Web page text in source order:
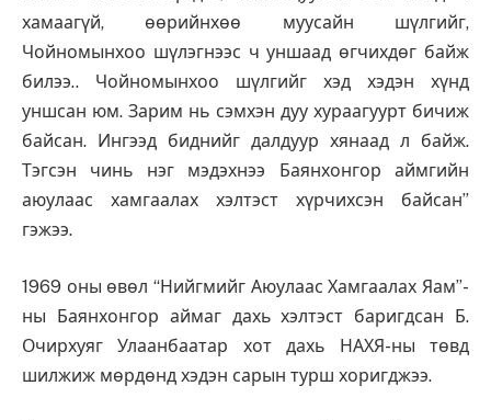
хамаагүй, өөрийнхөө муусайн шүлгийг,
Чойномынхоо шүлэгнээс ч уншаад өгчихдөг байж
билээ.. Чойномынхоо шүлгийг хэд хэдэн хүнд
уншсан юм. Зарим нь сэмхэн дуу хураагуурт бичиж
байсан. Ингээд биднийг далдуур хянаад л байж.
Тэгсэн чинь нэг мэдэхнээ Баянхонгор аймгийн
аюулаас хамгаалах хэлтэст хүрчихсэн байсан”
гэжээ.
1969 оны өвөл “Нийгмийг Аюулаас Хамгаалах Яам”-
ны Баянхонгор аймаг дахь хэлтэст баригдсан Б.
Очирхуяг Улаанбаатар хот дахь НАХЯ-ны төвд
шилжиж мөрдөнд хэдэн сарын турш хоригджээ.